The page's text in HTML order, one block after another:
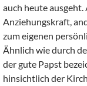
auch heute
Anziehungskraft,
zum eigenen
Ähnlich wie durch
der gute Papst
hinsichtlich der